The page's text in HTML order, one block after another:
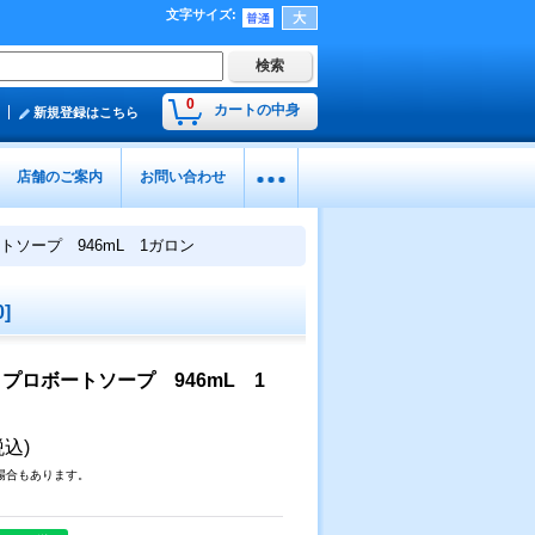
文字サイズ:
0 カートの中身
新規登録はこちら
店舗のご案内 お問い合わせ
トソープ 946mL 1ガロン
]
プロボートソープ 946mL 1
込)
もあります。